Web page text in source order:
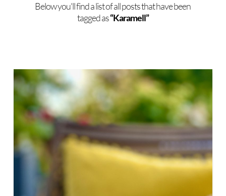
Below you'll find a list of all posts that have been
tagged as“Karamell”